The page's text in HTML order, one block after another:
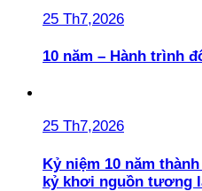
25 Th7,2026
10 năm – Hành trình
25 Th7,2026
Kỷ niệm 10 năm
kỷ khơi nguồn tương